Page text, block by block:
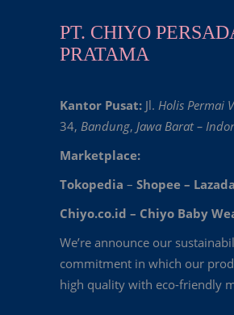
PT. CHIYO
PRATAMA
Kantor Pusat: Jl. Holis Permai
34, Bandung, Jawa Barat –
Marketplace:
Tokopedia – Shopee – Lazada
Chiyo.co.id – Chiyo Baby
We’re announce our
commitment in which our
high quality with eco-friendly